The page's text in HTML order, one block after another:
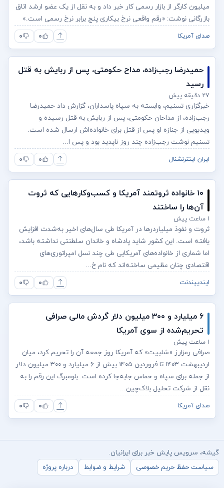
میلیون کارگر از بازار رسمی کار خبر داد و به نقل از یک عضو ارشد اتاق
بازرگانی نوشت: «رقم واقعی نرخ بیکاری پنج برابر نرخ رسمی است.»
صدای آمریکا ۰ ۰
حمیدرضا رجب‌زاده، مداح حکومتی، پس از ربایش به قتل
رسید
۲۷ دقیقه پیش
خبرگزاری تسنیم، وابسته به سپاه پاسداران، گزارش داد حمیدرضا
رجب‌زاده، از مداحان حکومتی، پس از ربایش به قتل رسیده و
ویدیویی از جنازه او پس از قتل برای خانواده‌اش ارسال شده است.
تسنیم نوشت رجب‌زاده چند روز ناپدید بود و پس ا...
ایران اینترنشنال ۰ ۰
۱۰ خانواده ثروتمند آمریکا و کسب‌وکارهایی که ثروت
آن‌ها را ساختند
۱ ساعت پیش
ثروت و نفوذ میلیاردرها در آمریکا طی سال‌های اخیر به‌شدت افزایش
یافته است. این کشور شاید پادشاه و خاندان سلطنتی نداشته باشد،
اما شماری از خانواده‌های آمریکایی طی چند نسل امپراتوری‌های
اقتصادی چنان عظیمی ساخته‌اند که نام خ...
ایندیپندنت ۰ ۰
۶ میلیارد و ۳۰۰ میلیون دلار گردش مالی صرافی
تحریم‌شده از سوی آمریکا
۱ ساعت پیش
صرافی رمزارز «شلبیت» که آمریکا روز جمعه آن را تحریم کرد، میان
اردیبهشت ۱۴۰۳ تا فروردین ۱۴۰۵ بیش از ۶ میلیارد و ۳۰۰ میلیون دلار
از جمله برای سپاه و حماس جابه‌جا کرده است. بلومبرگ این رقم را به
نقل از شرکت تحلیل بلاک‌چین...
صدای آمریکا ۰ ۰
گیشه، سرویس پایش خبر برای ایرانیان.
سیاست حفظ حریم خصوصی
شرایط و ضوابط درباره پروژه